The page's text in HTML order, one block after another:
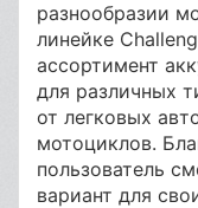
разнообразии
линейке
ассортимент
для различных
от легковых
мотоциклов.
пользователь
вариант для